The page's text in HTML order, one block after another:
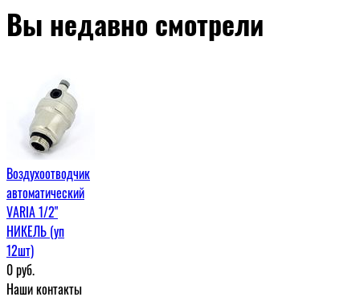
Вы недавно смотрели
Воздухоотводчик
автоматический
VARIA 1/2"
НИКЕЛЬ (уп
12шт)
0руб.
Наши контакты